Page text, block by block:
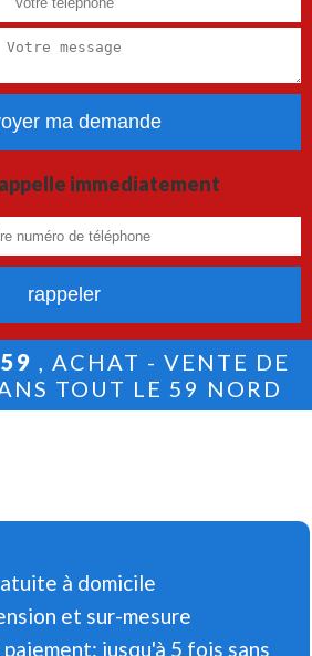
immediatement
, ACHAT - VENTE DE
TOUT LE 59 NORD
à domicile
et sur-mesure
jusqu'à 5 fois sans